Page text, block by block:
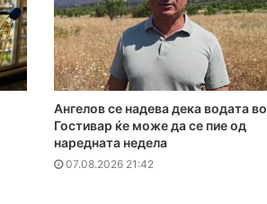
Ангелов се надева дека водата во
Гостивар ќе може да се пие од
наредната недела
07.08.2026 21:42